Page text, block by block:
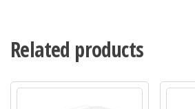
Related products